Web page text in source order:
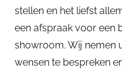
stellen en het liefst
een afspraak voor een
showroom. Wij nemen
wensen te bespreken